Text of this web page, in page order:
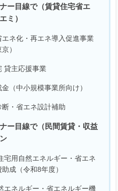
ー目線で（賃貸住宅省エ
ミ）
ネ化・再エネ導入促進事業
）
貸主応援事業
（中小規模事業所向け）
・省エネ設計補助
ー目線で（民間賃貸・収益
宅用自然エネルギー・省エネ
成（令和8年度）
エネルギー・省エネルギー機